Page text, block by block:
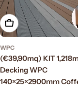
Scegli le opzioni
WPC
(€39,90mq) KIT
Decking WPC
140×25×2900mm